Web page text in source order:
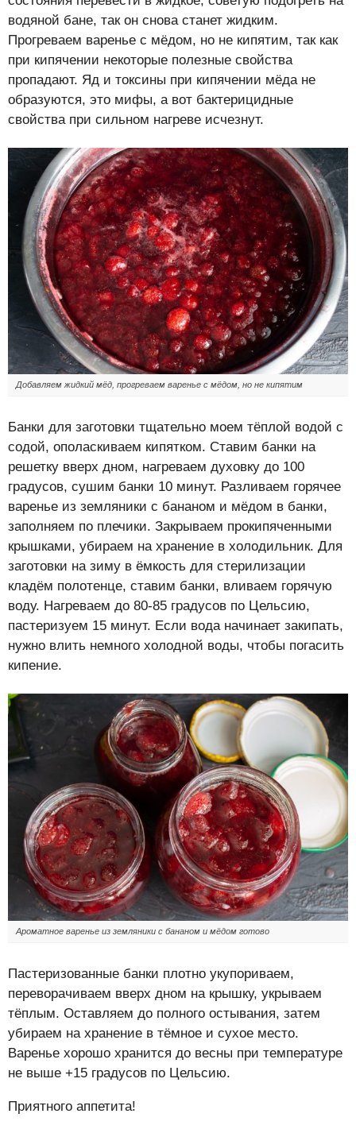
водяной бане, так он снова станет жидким.
Прогреваем варенье с мёдом, но не кипятим, так как
при кипячении некоторые полезные свойства
пропадают. Яд и токсины при кипячении мёда не
образуются, это мифы, а вот бактерицидные
свойства при сильном нагреве исчезнут.
Добавляем жидкий мёд, прогреваем варенье с мёдом, но не кипятим
Банки для заготовки тщательно моем тёплой водой с
содой, ополаскиваем кипятком. Ставим банки на
решетку вверх дном, нагреваем духовку до 100
градусов, сушим банки 10 минут. Разливаем горячее
варенье из земляники с бананом и мёдом в банки,
заполняем по плечики. Закрываем прокипяченными
крышками, убираем на хранение в холодильник. Для
заготовки на зиму в ёмкость для стерилизации
кладём полотенце, ставим банки, вливаем горячую
воду. Нагреваем до 80-85 градусов по Цельсию,
пастеризуем 15 минут. Если вода начинает закипать,
нужно влить немного холодной воды, чтобы погасить
кипение.
Ароматное варенье из земляники с бананом и мёдом готово
Пастеризованные банки плотно укупориваем,
переворачиваем вверх дном на крышку, укрываем
тёплым. Оставляем до полного остывания, затем
убираем на хранение в тёмное и сухое место.
Варенье хорошо хранится до весны при температуре
не выше +15 градусов по Цельсию.
Приятного аппетита!